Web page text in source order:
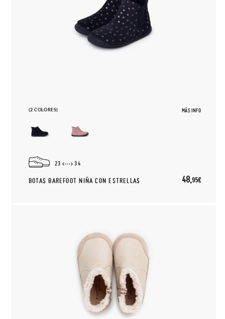
(2 COLORES) MÁS INFO
23 34
BOTAS BAREFOOT NIÑA CON ESTRELLAS 48,95€